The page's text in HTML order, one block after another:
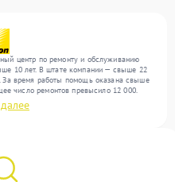
центр по ремонту и обслуживанию
10 лет. В штате компании — свыше 22
За время работы помощь оказана свыше
число ремонтов превысило 12 000.
300 единиц техники, включая , , . Мы
высокий стандарт качества